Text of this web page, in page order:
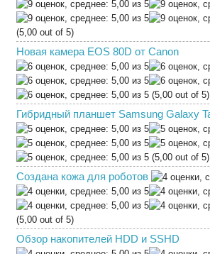
(5,00 out of 5)
Новая камера EOS 80D от Canon
(5,00 out of 5)
Гибридный планшет Samsung Galaxy
(5,00 out of 5)
Создана кожа для роботов
(5,00 out of 5)
Обзор накопителей HDD и SSHD